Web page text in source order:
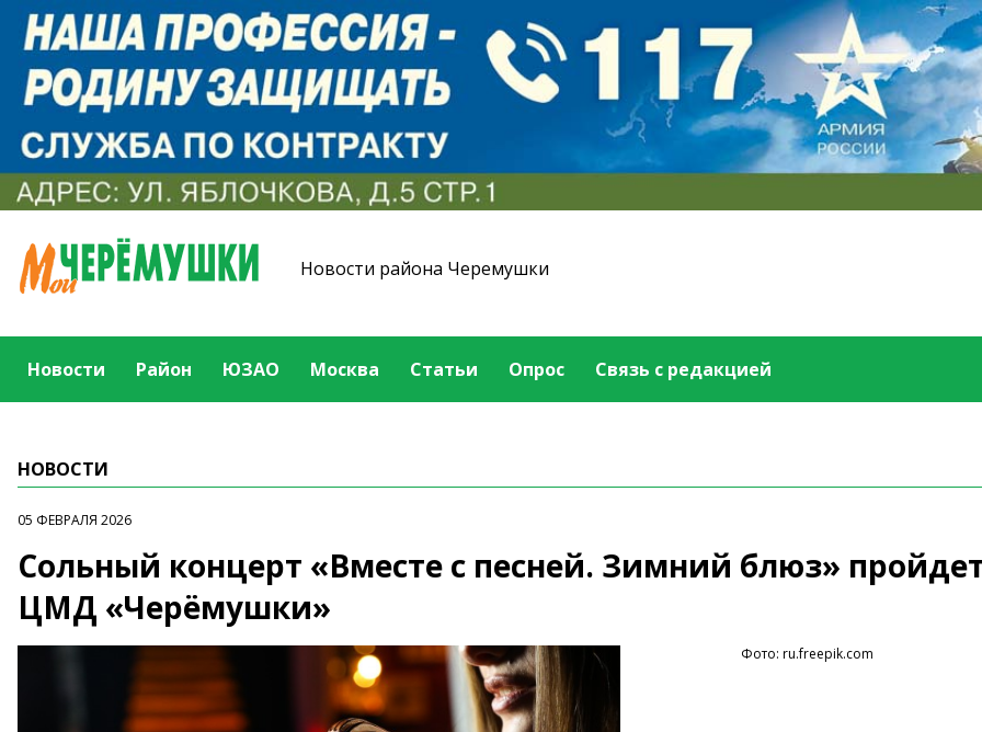
Новости района Черемушки
Новости Район ЮЗАО Москва Статьи Опрос Связь с редакцией
НОВОСТИ
05 ФЕВРАЛЯ 2026
Сольный концерт «Вместе с песней. Зимний блюз»
ЦМД «Черёмушки»
Фото: ru.freepik.com